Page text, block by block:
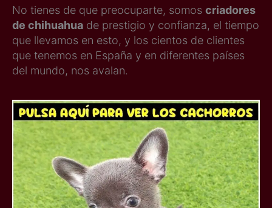
No tienes de que preocuparte, somos criadores
de chihuahua de prestigio y confianza, el tiempo
que llevamos en esto, y los cientos de clientes
que tenemos en España y en diferentes países
del mundo, nos avalan.